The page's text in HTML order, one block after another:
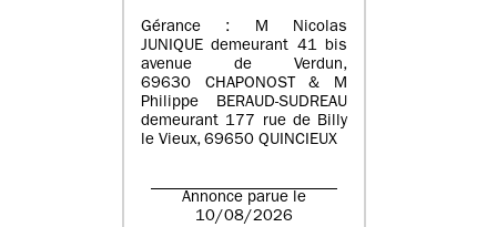
Gérance : M Nicolas
JUNIQUE demeurant 41 bis
avenue de Verdun,
69630 CHAPONOST & M
Philippe BERAUD-SUDREAU
demeurant 177 rue de Billy
le Vieux, 69650 QUINCIEUX
Annonce parue le
10/08/2026